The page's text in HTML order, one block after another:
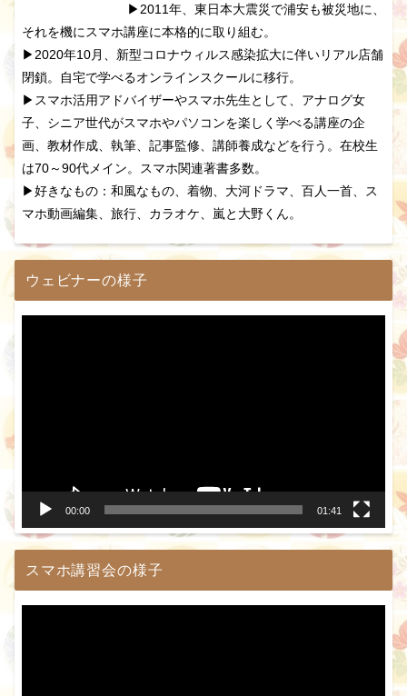
▶2011年、東日本大震災で浦安も被災地に、
それを機にスマホ講座に本格的に取り組む。
▶2020年10月、新型コロナウィルス感染拡大に伴いリアル店舗
閉鎖。自宅で学べるオンラインスクールに移行。
▶スマホ活用アドバイザーやスマホ先生として、アナログ女
子、シニア世代がスマホやパソコンを楽しく学べる講座の企
画、教材作成、執筆、記事監修、講師養成などを行う。在校生
は70～90代メイン。スマホ関連著書多数。
▶好きなもの：和風なもの、着物、大河ドラマ、百人一首、ス
マホ動画編集、旅行、カラオケ、嵐と大野くん。
ウェビナーの様子
00:00 01:41
スマホ講習会の様子